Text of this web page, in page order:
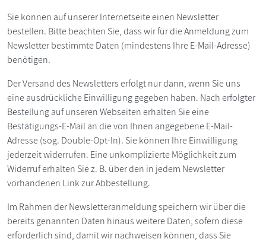
Sie können auf unserer Internetseite einen Newsletter
bestellen. Bitte beachten Sie, dass wir für die Anmeldung zum
Newsletter bestimmte Daten (mindestens Ihre E-Mail-Adresse)
benötigen.
Der Versand des Newsletters erfolgt nur dann, wenn Sie uns
eine ausdrückliche Einwilligung gegeben haben. Nach erfolgter
Bestellung auf unseren Webseiten erhalten Sie eine
Bestätigungs-E-Mail an die von Ihnen angegebene E-Mail-
Adresse (sog. Double-Opt-In). Sie können Ihre Einwilligung
jederzeit widerrufen. Eine unkomplizierte Möglichkeit zum
Widerruf erhalten Sie z. B. über den in jedem Newsletter
vorhandenen Link zur Abbestellung.
Im Rahmen der Newsletteranmeldung speichern wir über die
bereits genannten Daten hinaus weitere Daten, sofern diese
erforderlich sind, damit wir nachweisen können, dass Sie